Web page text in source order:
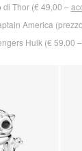
Thor (€ 49,00 –
America
Hulk (€ 59,00 –